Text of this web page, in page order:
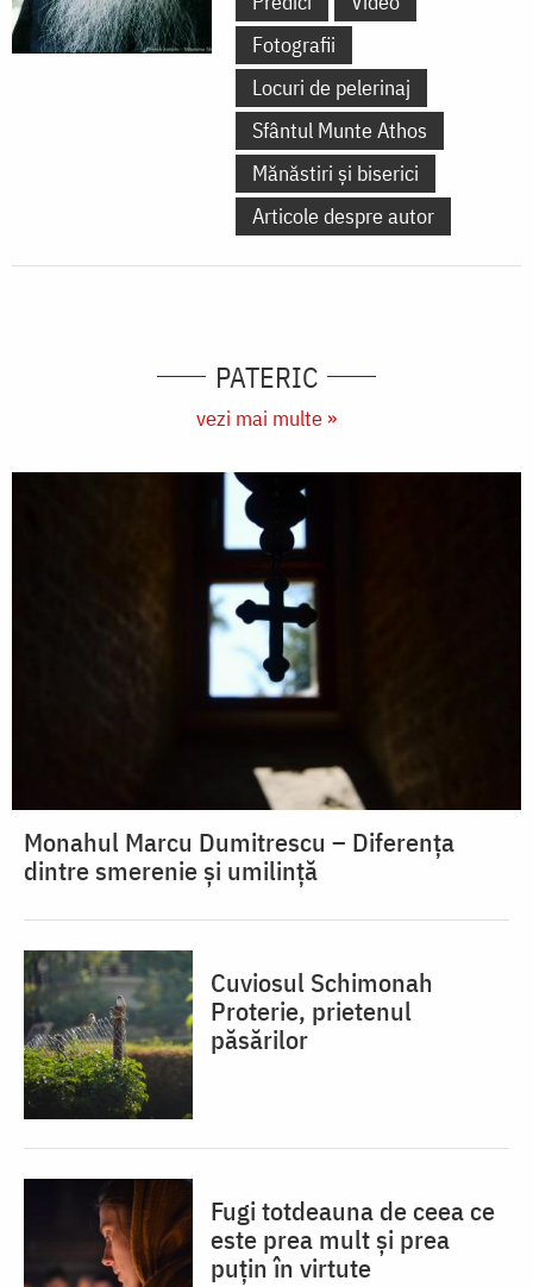
Fotografii
Locuri de pelerinaj
Sfântul Munte Athos
Mănăstiri și biserici
Articole despre autor
PATERIC
vezi mai multe »
Monahul Marcu Dumitrescu – Diferența
dintre smerenie și umilință
Cuviosul Schimonah
Proterie, prietenul
păsărilor
Fugi totdeauna de ceea ce
este prea mult și prea
puțin în virtute